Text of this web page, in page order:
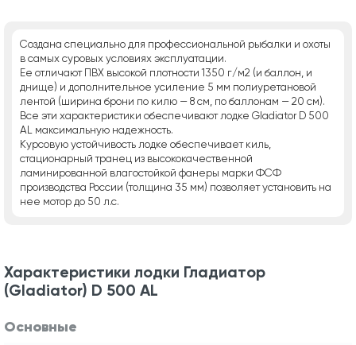
Создана специально для профессиональной рыбалки и охоты
в самых суровых условиях эксплуатации.
Ее отличают ПВХ высокой плотности 1350 г/м2 (и баллон, и
днище) и дополнительное усиление 5 мм полиуретановой
лентой (ширина брони по килю — 8 см, по баллонам — 20 см).
Все эти характеристики обеспечивают лодке Gladiator D 500
AL максимальную надежность.
Курсовую устойчивость лодке обеспечивает киль,
стационарный транец из высококачественной
ламинированной влагостойкой фанеры марки ФСФ
производства России (толщина 35 мм) позволяет установить на
нее мотор до 50 л.с.
Характеристики лодки Гладиатор
(Gladiator) D 500 AL
Основные